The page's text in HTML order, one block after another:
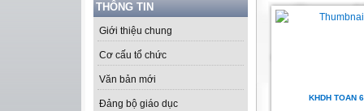
THÔNG TIN
Giới thiệu chung
Cơ cấu tổ chức
Văn bản mới
Đảng bộ giáo dục
KHDH TOAN 6